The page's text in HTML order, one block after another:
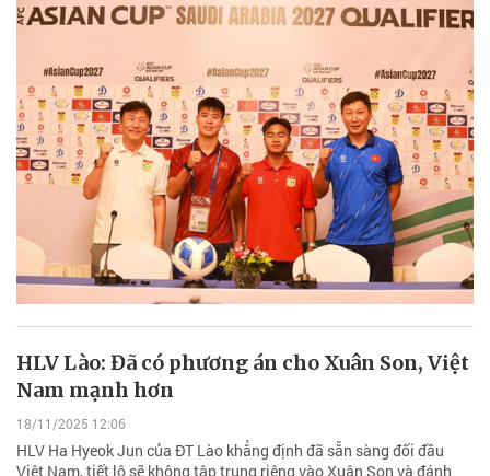
HLV Lào: Đã có phương án cho Xuân Son, Việt
Nam mạnh hơn
18/11/2025 12:06
HLV Ha Hyeok Jun của ĐT Lào khẳng định đã sẵn sàng đối đầu
Việt Nam, tiết lộ sẽ không tập trung riêng vào Xuân Son và đánh